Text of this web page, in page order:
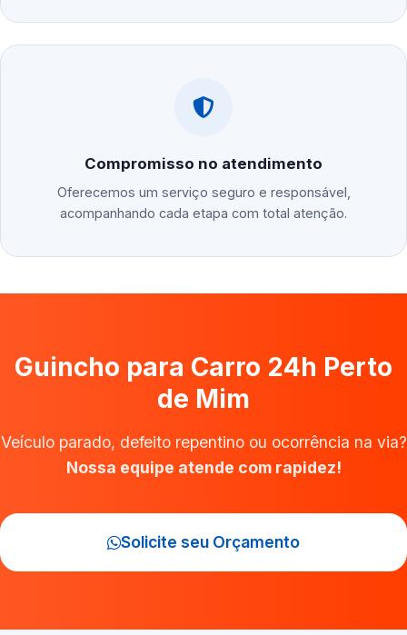
Compromisso no atendimento
Oferecemos um serviço seguro e responsável,
acompanhando cada etapa com total atenção.
Guincho para Carro 24h Perto
de Mim
Veículo parado, defeito repentino ou ocorrência na via?
Nossa equipe atende com rapidez!
Solicite seu Orçamento